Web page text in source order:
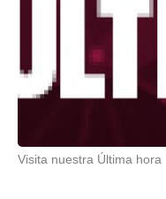
Visita nuestra Última hora